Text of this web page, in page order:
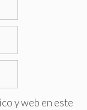
y web en este